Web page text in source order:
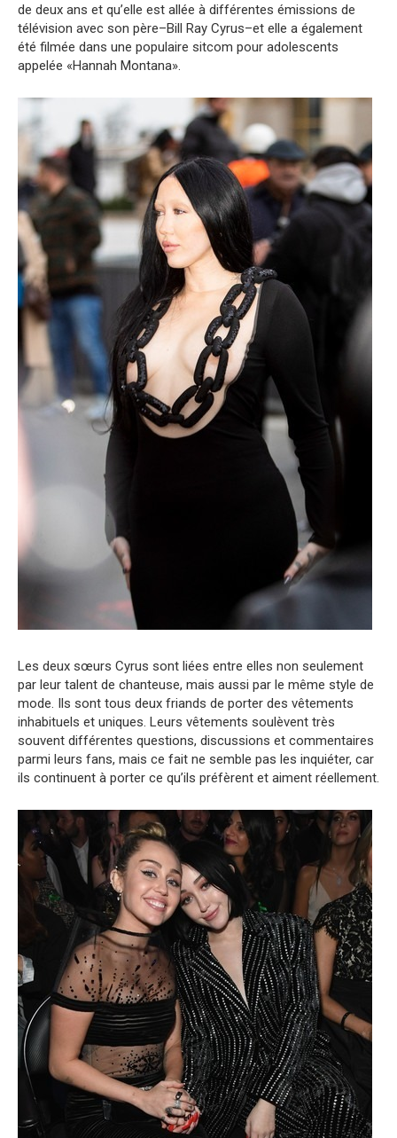
de deux ans et qu’elle est allée à différentes émissions de
télévision avec son père–Bill Ray Cyrus–et elle a également
été filmée dans une populaire sitcom pour adolescents
appelée «Hannah Montana».
Les deux sœurs Cyrus sont liées entre elles non seulement
par leur talent de chanteuse, mais aussi par le même style de
mode. Ils sont tous deux friands de porter des vêtements
inhabituels et uniques. Leurs vêtements soulèvent très
souvent différentes questions, discussions et commentaires
parmi leurs fans, mais ce fait ne semble pas les inquiéter, car
ils continuent à porter ce qu’ils préfèrent et aiment réellement.